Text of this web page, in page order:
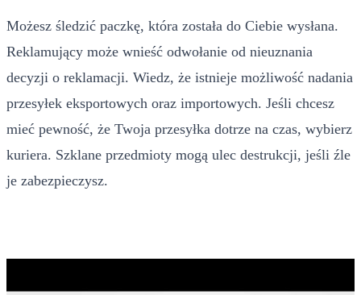
Możesz śledzić paczkę, która została do Ciebie wysłana.
Reklamujący może wnieść odwołanie od nieuznania
decyzji o reklamacji. Wiedz, że istnieje możliwość nadania
przesyłek eksportowych oraz importowych. Jeśli chcesz
mieć pewność, że Twoja przesyłka dotrze na czas, wybierz
kuriera. Szklane przedmioty mogą ulec destrukcji, jeśli źle
je zabezpieczysz.